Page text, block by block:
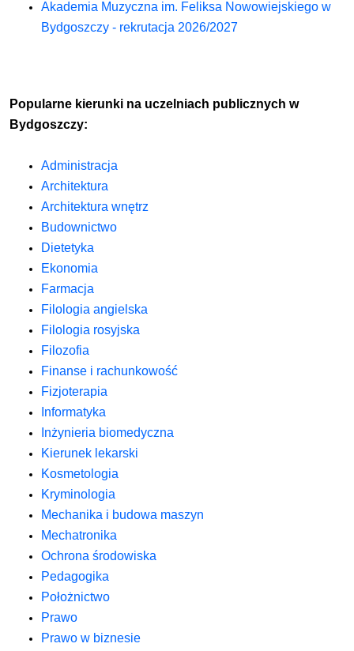
Akademia Muzyczna im. Feliksa Nowowiejskiego w
Bydgoszczy - rekrutacja 2026/2027
Popularne kierunki na uczelniach publicznych w
Bydgoszczy:
Administracja
Architektura
Architektura wnętrz
Budownictwo
Dietetyka
Ekonomia
Farmacja
Filologia angielska
Filologia rosyjska
Filozofia
Finanse i rachunkowość
Fizjoterapia
Informatyka
Inżynieria biomedyczna
Kierunek lekarski
Kosmetologia
Kryminologia
Mechanika i budowa maszyn
Mechatronika
Ochrona środowiska
Pedagogika
Położnictwo
Prawo
Prawo w biznesie